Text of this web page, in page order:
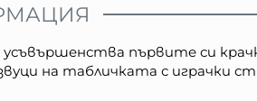
първите си
на табличката с играчки